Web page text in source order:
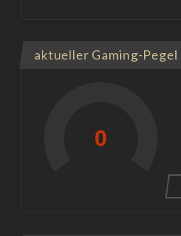
aktueller Gaming-Pegel